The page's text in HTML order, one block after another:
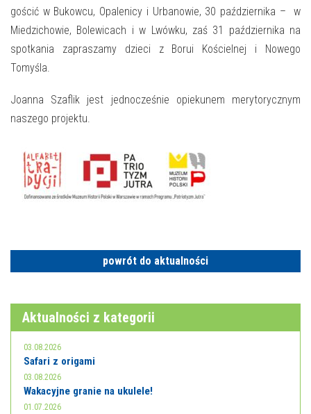
gościć w Bukowcu, Opalenicy i Urbanowie, 30 października – w
Miedzichowie, Bolewicach i w Lwówku, zaś 31 października na
spotkania zapraszamy dzieci z Borui Kościelnej i Nowego
Tomyśla.
Joanna Szaflik jest jednocześnie opiekunem merytorycznym
naszego projektu.
powrót do aktualności
Aktualności z kategorii
03.08.2026
Safari z origami
03.08.2026
Wakacyjne granie na ukulele!
01.07.2026